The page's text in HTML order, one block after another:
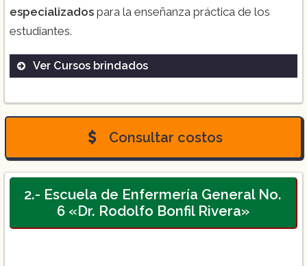
especializados para la enseñanza práctica de los
estudiantes.
Ver Cursos brindados
Licenciatura en Enfermería.Es un
programa de nivel superior que tiene una
duración de 9 semestres (4.5 años), incluye
cursos teóricos y prácticos en diferentes
áreas de enfermería, como anatomía y
fisiología, farmacología, cuidado de
pacientes, investigación en enfermería y
administración de servicios de salud.
Consultar costos
2.- Escuela de Enfermería General No.
6 «Dr. Rodolfo Bonfil Rivera»